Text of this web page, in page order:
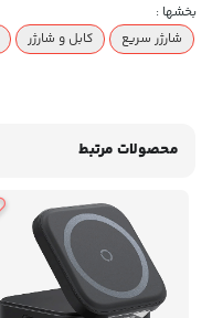
بخشها :
شارژر سریع
کابل و شارژر
محصولات مرتبط